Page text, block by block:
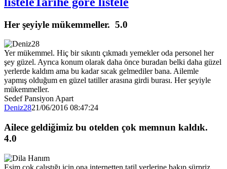
Her şeyiyle mükemmeller. 5.0
Yer mükemmel. Hiç bir sıkıntı çıkmadı yemekler oda personel her
şey güzel. Ayrıca konum olarak daha önce buradan belki daha güzel
yerlerde kaldım ama bu kadar sıcak gelmediler bana. Ailemle
yapmış olduğum en güzel tatiller arasına girdi burası. Her şeyiyle
mükemmeller.
Sedef Pansiyon Apart
Deniz2821/06/2016 08:47:24
Ailece geldiğimiz bu otelden çok memnun kaldık.
4.0
Eşim çok çalıştığı için ona internetten tatil yerlerine bakıp sürpriz